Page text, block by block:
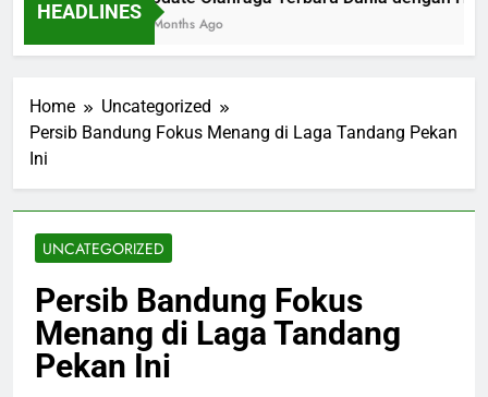
HEADLINES
2 Months Ago
Home
Uncategorized
Persib Bandung Fokus Menang di Laga Tandang Pekan
Ini
UNCATEGORIZED
Persib Bandung Fokus
Menang di Laga Tandang
Pekan Ini